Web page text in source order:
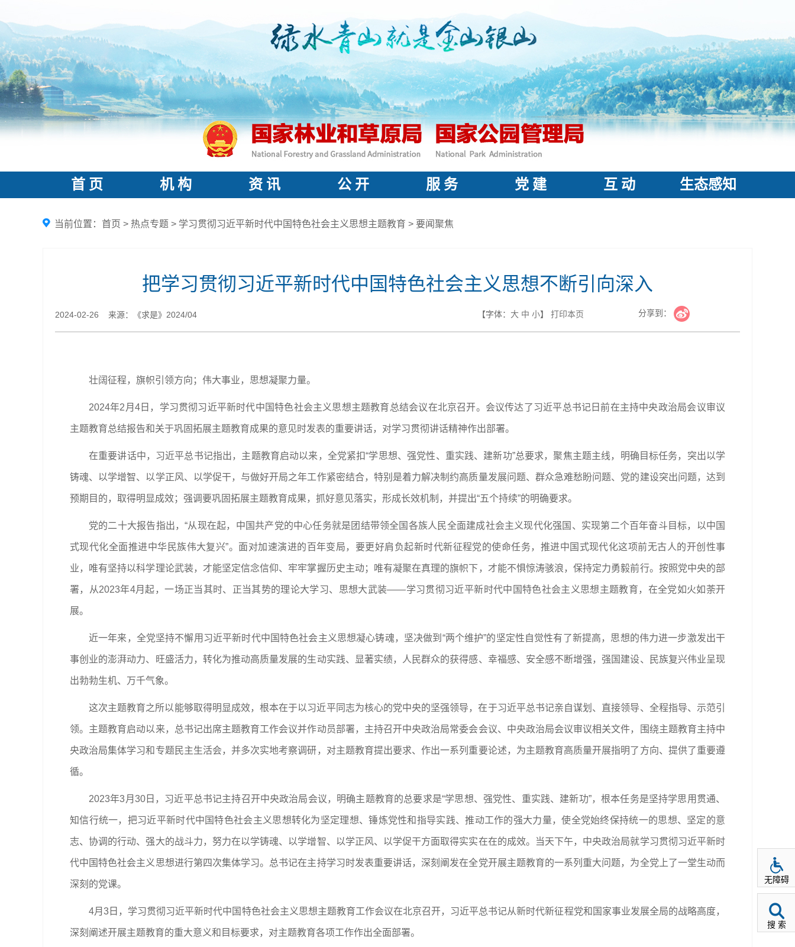
首 页 机 构 资 讯 公 开 服 务 党 建 互 动 生态感知
当前位置： 首页 > 热点专题 > 学习贯彻习近平新时代中国特色社会主义思想主题教育 > 要闻聚焦
把学习贯彻习近平新时代中国特色社会主义思想不断引向深入
2024-02-26 来源：《求是》2024/04 【字体： 大 中 小】 打印本页 分享到：
壮阔征程，旗帜引领方向；伟大事业，思想凝聚力量。
2024年2月4日，学习贯彻习近平新时代中国特色社会主义思想主题教育总结会议在北京召开。会议传达了习近平总书记日前在主持中央政治局会议审议
主题教育总结报告和关于巩固拓展主题教育成果的意见时发表的重要讲话，对学习贯彻讲话精神作出部署。
在重要讲话中，习近平总书记指出，主题教育启动以来，全党紧扣“学思想、强党性、重实践、建新功”总要求，聚焦主题主线，明确目标任务，突出以学
铸魂、以学增智、以学正风、以学促干，与做好开局之年工作紧密结合，特别是着力解决制约高质量发展问题、群众急难愁盼问题、党的建设突出问题，达到
预期目的，取得明显成效；强调要巩固拓展主题教育成果，抓好意见落实，形成长效机制，并提出“五个持续”的明确要求。
党的二十大报告指出，“从现在起，中国共产党的中心任务就是团结带领全国各族人民全面建成社会主义现代化强国、实现第二个百年奋斗目标，以中国
式现代化全面推进中华民族伟大复兴”。面对加速演进的百年变局，要更好肩负起新时代新征程党的使命任务，推进中国式现代化这项前无古人的开创性事
业，唯有坚持以科学理论武装，才能坚定信念信仰、牢牢掌握历史主动；唯有凝聚在真理的旗帜下，才能不惧惊涛骇浪，保持定力勇毅前行。按照党中央的部
署，从2023年4月起，一场正当其时、正当其势的理论大学习、思想大武装——学习贯彻习近平新时代中国特色社会主义思想主题教育，在全党如火如荼开
展。
近一年来，全党坚持不懈用习近平新时代中国特色社会主义思想凝心铸魂，坚决做到“两个维护”的坚定性自觉性有了新提高，思想的伟力进一步激发出干
事创业的澎湃动力、旺盛活力，转化为推动高质量发展的生动实践、显著实绩，人民群众的获得感、幸福感、安全感不断增强，强国建设、民族复兴伟业呈现
出勃勃生机、万千气象。
这次主题教育之所以能够取得明显成效，根本在于以习近平同志为核心的党中央的坚强领导，在于习近平总书记亲自谋划、直接领导、全程指导、示范引
领。主题教育启动以来，总书记出席主题教育工作会议并作动员部署，主持召开中央政治局常委会会议、中央政治局会议审议相关文件，围绕主题教育主持中
央政治局集体学习和专题民主生活会，并多次实地考察调研，对主题教育提出要求、作出一系列重要论述，为主题教育高质量开展指明了方向、提供了重要遵
循。
2023年3月30日，习近平总书记主持召开中央政治局会议，明确主题教育的总要求是“学思想、强党性、重实践、建新功”，根本任务是坚持学思用贯通、
知信行统一，把习近平新时代中国特色社会主义思想转化为坚定理想、锤炼党性和指导实践、推动工作的强大力量，使全党始终保持统一的思想、坚定的意
志、协调的行动、强大的战斗力，努力在以学铸魂、以学增智、以学正风、以学促干方面取得实实在在的成效。当天下午，中央政治局就学习贯彻习近平新时
代中国特色社会主义思想进行第四次集体学习。总书记在主持学习时发表重要讲话，深刻阐发在全党开展主题教育的一系列重大问题，为全党上了一堂生动而
深刻的党课。
4月3日，学习贯彻习近平新时代中国特色社会主义思想主题教育工作会议在北京召开，习近平总书记从新时代新征程党和国家事业发展全局的战略高度，
深刻阐述开展主题教育的重大意义和目标要求，对主题教育各项工作作出全面部署。
无障碍
搜 索